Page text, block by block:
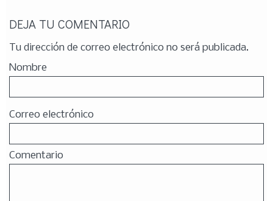
DEJA TU COMENTARIO
Tu dirección de correo electrónico no será publicada.
Nombre
Correo electrónico
Comentario